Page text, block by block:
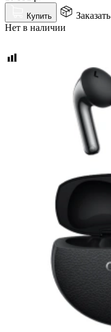
Купить
Заказать
Нет в наличии